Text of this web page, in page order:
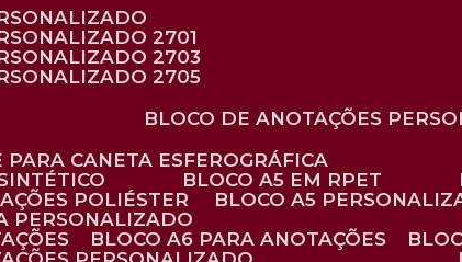
2701
2703
2705
BLOCO DE ANOTAÇÕES
PARA CANETA ESFEROGRÁFICA
BLOCO A5 EM RPET
POLIÉSTER
BLOCO A5
PERSONALIZADO
BLOCO A6 PARA ANOTAÇÕES